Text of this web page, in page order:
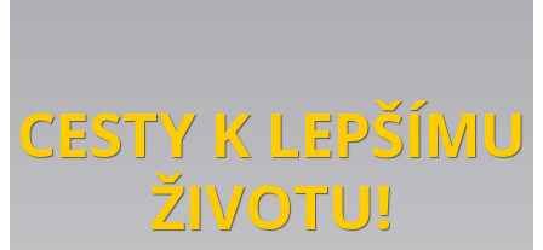
CESTY K LEPŠÍMU
ŽIVOTU!